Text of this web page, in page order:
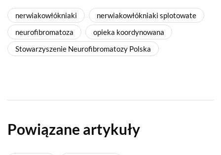
nerwiakowłókniaki
nerwiakowłókniaki splotowate
neurofibromatoza
opieka koordynowana
Stowarzyszenie Neurofibromatozy Polska
Powiązane artykuły